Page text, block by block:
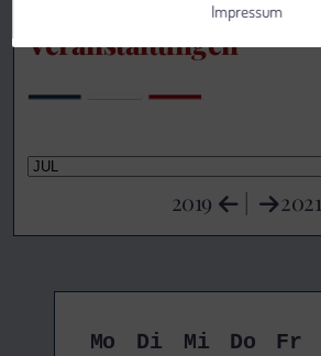
Veranstaltungen
2019 | 2021
Mo Di Mi Do Fr
Impressum